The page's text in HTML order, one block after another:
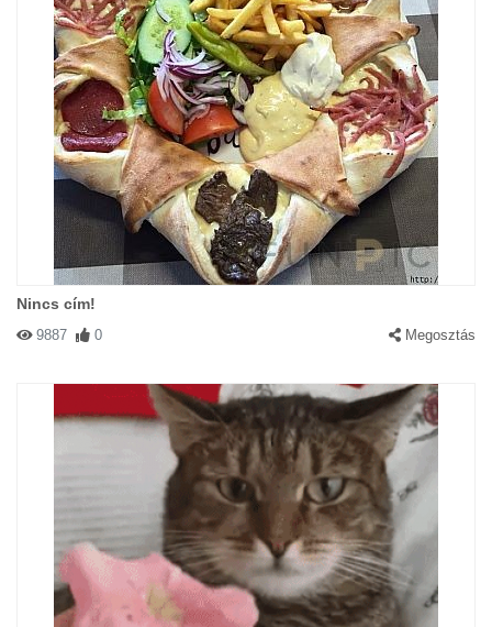
Nincs cím!
9887 0 Megosztás